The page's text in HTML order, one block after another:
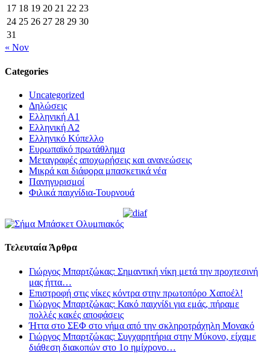
17 18 19 20 21 22 23
24 25 26 27 28 29 30
31
« Nov
Categories
Uncategorized
Δηλώσεις
Ελληνική Α1
Ελληνική Α2
Ελληνικό Κύπελλο
Ευρωπαϊκό πρωτάθλημα
Μεταγραφές αποχωρήσεις και ανανεώσεις
Μικρά και διάφορα μπασκετικά νέα
Πανηγυρισμοί
Φιλικά παιχνίδια-Τουρνουά
Τελευταία Άρθρα
Γιώργος Μπαρτζώκας: Σημαντική νίκη μετά την προχτεσινή
μας ήττα…
Επιστροφή στις νίκες κόντρα στην πρωτοπόρο Χαποέλ!
Γιώργος Μπαρτζώκας: Κακό παιχνίδι για εμάς, πήραμε
πολλές κακές αποφάσεις
Ήττα στο ΣΕΦ στο νήμα από την σκληροτράχηλη Μονακό
Γιώργος Μπαρτζώκας: Συγχαρητήρια στην Μύκονο, είχαμε
διάθεση διακοπών στο 1ο ημίχρονο…